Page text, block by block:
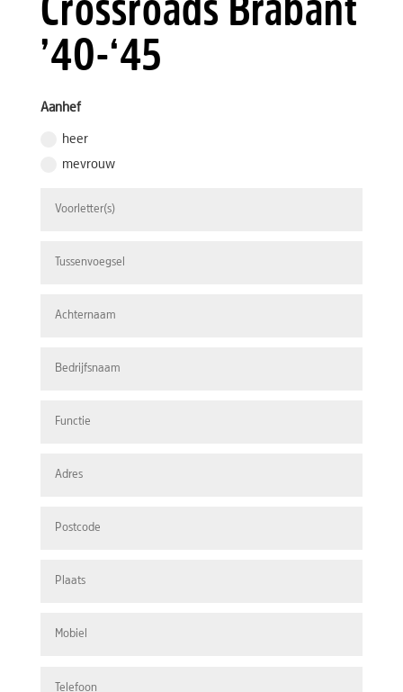
Crossroads Brabant
’40-‘45
Aanhef
heer
mevrouw